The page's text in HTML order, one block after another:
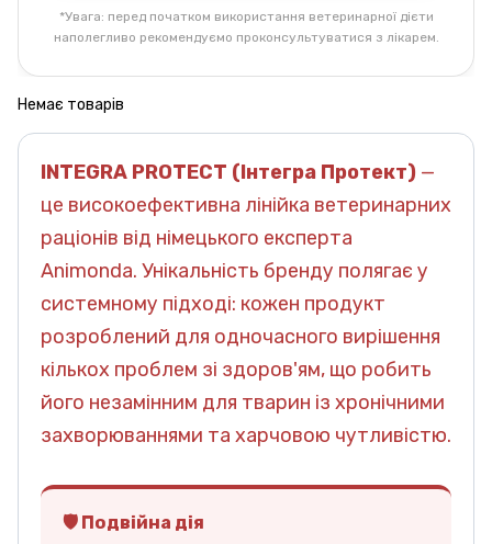
*Увага: перед початком використання ветеринарної дієти
наполегливо рекомендуємо проконсультуватися з лікарем.
Немає товарів
INTEGRA PROTECT (Інтегра Протект) —
це високоефективна лінійка ветеринарних
раціонів від німецького експерта
Animonda. Унікальність бренду полягає у
системному підході: кожен продукт
розроблений для одночасного вирішення
кількох проблем зі здоров'ям, що робить
його незамінним для тварин із хронічними
захворюваннями та харчовою чутливістю.
🛡️ Подвійна дія